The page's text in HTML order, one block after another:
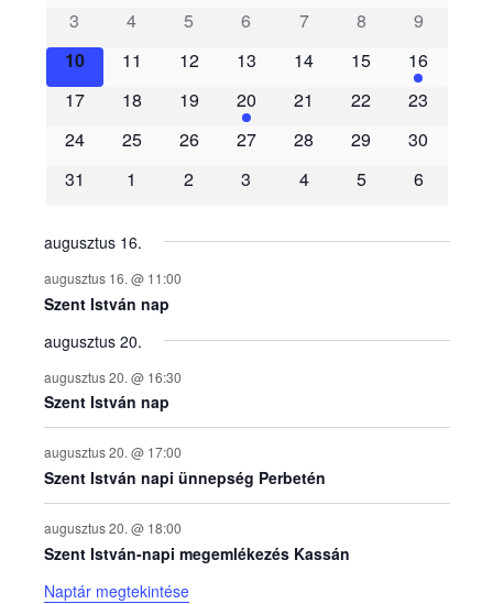
e
m
é
n
y
e
k
n
a
p
t
3
4 5 6 7 8
9
10
11 12 13 14 15
16
17
18 19 20 21 22
23
24
25 26 27 28 29
30
31
1 2 3 4 5 6
augusztus 16.
augusztus 16. @ 11:00
Szent István nap
augusztus 20.
augusztus 20. @ 16:30
Szent István nap
augusztus 20. @ 17:00
Szent István napi ünnepség Perbetén
augusztus 20. @ 18:00
Szent István-napi megemlékezés Kassán
Naptár megtekintése